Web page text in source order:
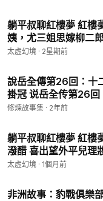
躺平叔聊紅樓夢 紅樓
姨，尤三姐思嫁柳二郎
太虛幻境 · 2星期前
說岳全傳第26回：十
掛冠 说岳全传第26
周三畏挂冠
修煉故事集 · 2年前
躺平叔聊紅樓夢 紅
潑醋 喜出望外平兒理
太虛幻境 · 1個月前
非洲故事：豹戰俱樂